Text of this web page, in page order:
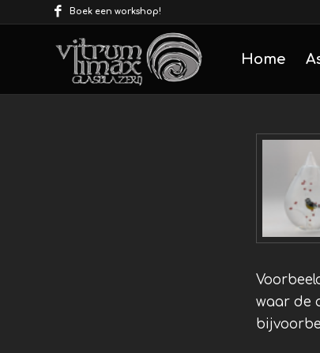
Boek een workshop!
Home
waar de